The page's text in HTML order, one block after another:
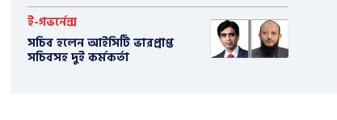
ই-গভর্নেন্স
সচিব হলেন আইসিটি ভারপ্রাপ্ত
সচিবসহ দুই কর্মকর্তা